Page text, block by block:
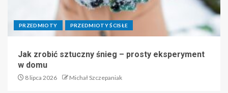
PRZEDMIOTY PRZEDMIOTY ŚCISŁE
Jak zrobić sztuczny śnieg – prosty eksperyment
w domu
8 lipca 2026 Michał Szczepaniak